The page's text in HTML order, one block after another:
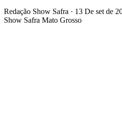
Redação Show Safra · 13 De set de
Show Safra Mato Grosso